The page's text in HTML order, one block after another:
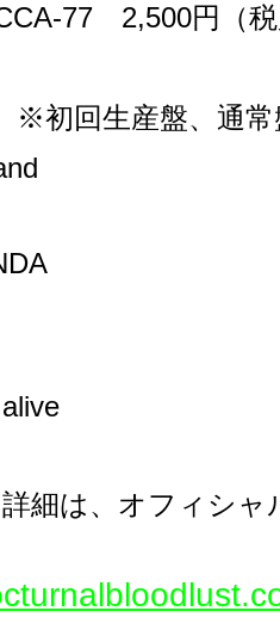
77 2,500円（
初回生産盤、通常
細は、オフィシャ